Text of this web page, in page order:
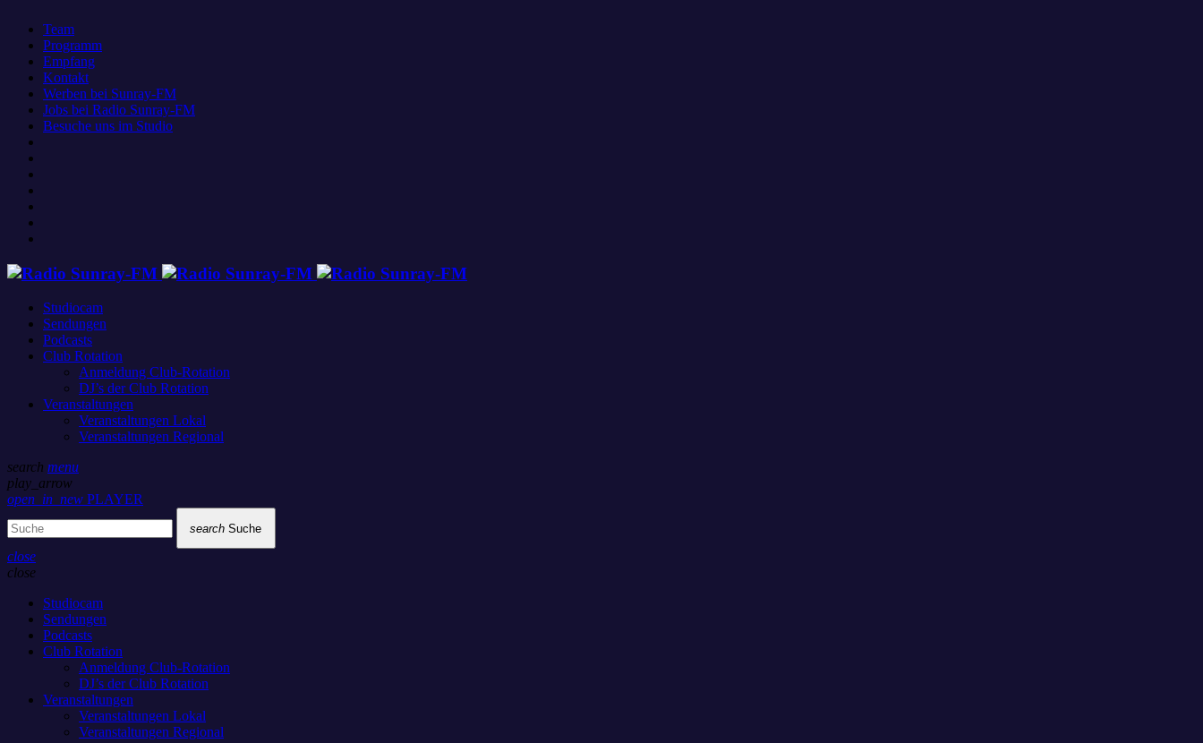
Team
Programm
Empfang
Kontakt
Werben bei Sunray-FM
Jobs bei Radio Sunray-FM
Besuche uns im Studio
Studiocam
Sendungen
Podcasts
Club Rotation
Anmeldung Club-Rotation
DJ’s der Club Rotation
Veranstaltungen
Veranstaltungen Lokal
Veranstaltungen Regional
search menu
play_arrow
open_in_new PLAYER
search Suche
close
close
Studiocam
Sendungen
Podcasts
Club Rotation
Anmeldung Club-Rotation
DJ’s der Club Rotation
Veranstaltungen
Veranstaltungen Lokal
Veranstaltungen Regional